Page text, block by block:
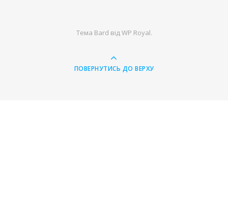
Тема Bard відWP Royal.
ПОВЕРНУТИСЬ ДО ВЕРХУ